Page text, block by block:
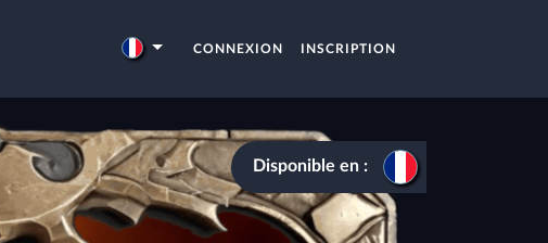
CONNEXION INSCRIPTION
Disponible en :